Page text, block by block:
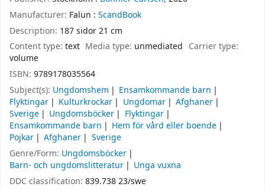
Manufacturer: Falun : ScandBook
Description: 187 sidor 21 cm
Content type: text Media type: unmediated Carrier type:
volume
ISBN: 9789178035564
Subject(s): Ungdomshem
Ensamkommande barn
Flyktingar
Kulturkrockar Ungdomar
Afghaner
Sverige
Ungdomsböcker
Flyktingar
Ensamkommande barn
Hem för vård eller boende
Pojkar
Afghaner
Sverige
Genre/Form: Ungdomsböcker
Barn- och ungdomslitteratur
Unga vuxna
DDC classification: 839.738 23/swe